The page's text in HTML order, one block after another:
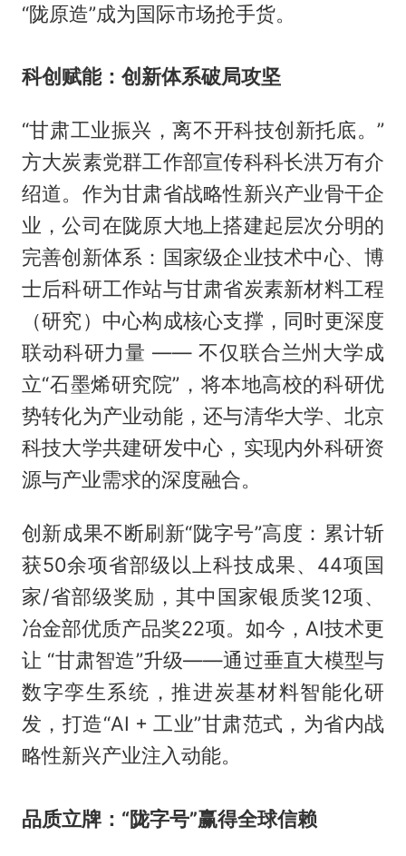
“陇原造”成为国际市场抢手货。
科创赋能：创新体系破局攻坚
“甘肃工业振兴，离不开科技创新托底。”
方大炭素党群工作部宣传科科长洪万有介
绍道。作为甘肃省战略性新兴产业骨干企
业，公司在陇原大地上搭建起层次分明的
完善创新体系：国家级企业技术中心、博
士后科研工作站与甘肃省炭素新材料工程
（研究）中心构成核心支撑，同时更深度
联动科研力量 —— 不仅联合兰州大学成
立“石墨烯研究院”，将本地高校的科研优
势转化为产业动能，还与清华大学、北京
科技大学共建研发中心，实现内外科研资
源与产业需求的深度融合。
创新成果不断刷新“陇字号”高度：累计斩
获50余项省部级以上科技成果、44项国
家/省部级奖励，其中国家银质奖12项、
冶金部优质产品奖22项。如今，AI技术更
让 “甘肃智造”升级——通过垂直大模型与
数字孪生系统，推进炭基材料智能化研
发，打造“AI + 工业”甘肃范式，为省内战
略性新兴产业注入动能。
品质立牌：“陇字号”赢得全球信赖